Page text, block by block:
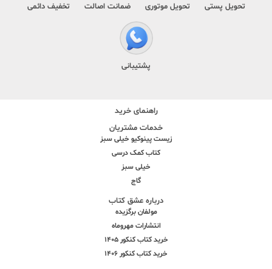
تحویل پستی تحویل موتوری ضمانت اصالت تخفیف دائمی
پشتیبانی
راهنمای خرید
خدمات مشتریان
زیست پینوکیو خیلی سبز
کتاب کمک درسی
خیلی سبز
گاج
درباره عشق کتاب
مولفان برگزیده
انتشارات مهروماه
خرید کتاب کنکور 1405
خرید کتاب کنکور 1406